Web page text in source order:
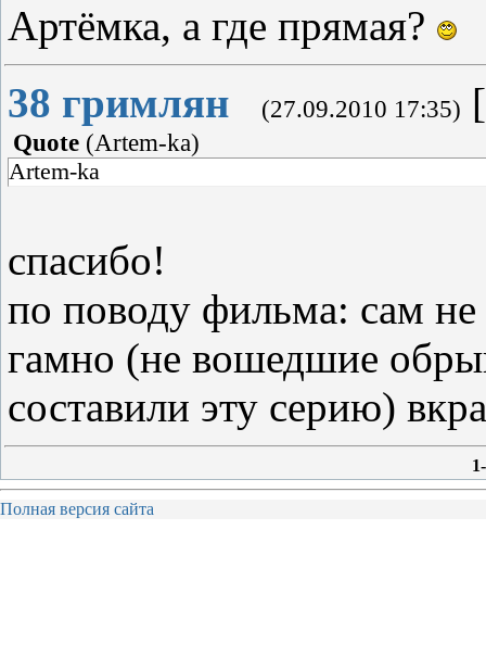
Артёмка, а где прямая?
38 гримлян (27.09.2010 17:35) [
Quote (Artem-ka)
Artem-ka
спасибо!
по поводу фильма: сам
гамно (не вошедшие
составили эту серию)
Полная версия сайта